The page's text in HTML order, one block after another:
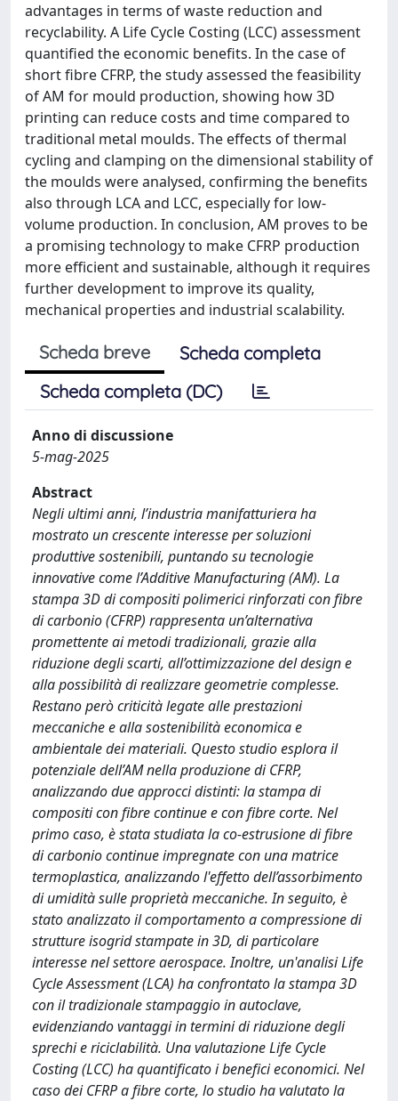
advantages in terms of waste reduction and
recyclability. A Life Cycle Costing (LCC) assessment
quantified the economic benefits. In the case of
short fibre CFRP, the study assessed the feasibility
of AM for mould production, showing how 3D
printing can reduce costs and time compared to
traditional metal moulds. The effects of thermal
cycling and clamping on the dimensional stability of
the moulds were analysed, confirming the benefits
also through LCA and LCC, especially for low-
volume production. In conclusion, AM proves to be
a promising technology to make CFRP production
more efficient and sustainable, although it requires
further development to improve its quality,
mechanical properties and industrial scalability.
Scheda breve
Scheda completa
Scheda completa (DC)
Anno di discussione
5-mag-2025
Abstract
Negli ultimi anni, l’industria manifatturiera ha
mostrato un crescente interesse per soluzioni
produttive sostenibili, puntando su tecnologie
innovative come l’Additive Manufacturing (AM). La
stampa 3D di compositi polimerici rinforzati con fibre
di carbonio (CFRP) rappresenta un’alternativa
promettente ai metodi tradizionali, grazie alla
riduzione degli scarti, all’ottimizzazione del design e
alla possibilità di realizzare geometrie complesse.
Restano però criticità legate alle prestazioni
meccaniche e alla sostenibilità economica e
ambientale dei materiali. Questo studio esplora il
potenziale dell’AM nella produzione di CFRP,
analizzando due approcci distinti: la stampa di
compositi con fibre continue e con fibre corte. Nel
primo caso, è stata studiata la co-estrusione di fibre
di carbonio continue impregnate con una matrice
termoplastica, analizzando l'effetto dell’assorbimento
di umidità sulle proprietà meccaniche. In seguito, è
stato analizzato il comportamento a compressione di
strutture isogrid stampate in 3D, di particolare
interesse nel settore aerospace. Inoltre, un'analisi Life
Cycle Assessment (LCA) ha confrontato la stampa 3D
con il tradizionale stampaggio in autoclave,
evidenziando vantaggi in termini di riduzione degli
sprechi e riciclabilità. Una valutazione Life Cycle
Costing (LCC) ha quantificato i benefici economici. Nel
caso dei CFRP a fibre corte, lo studio ha valutato la